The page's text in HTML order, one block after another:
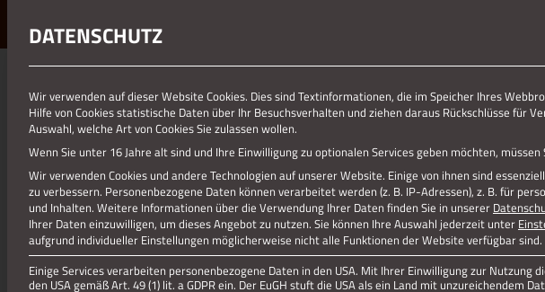
01.01.1970
THEATER STARTER
DATENSCHUTZ
Wir verwenden auf dieser Website Cookies. Dies sind Textinformationen, die im Speicher Ihres
Hilfe von Cookies statistische Daten über Ihr Besuchsverhalten und ziehen daraus Rückschlüsse für
Auswahl, welche Art von Cookies Sie zulassen wollen.
Wenn Sie unter 16 Jahre alt sind und Ihre Einwilligung zu optionalen Services geben möchten,
Wir verwenden Cookies und andere Technologien auf unserer Website. Einige von ihnen sind
zu verbessern. Personenbezogene Daten können verarbeitet werden (z. B. IP-Adressen), z. B. für
und Inhalten. Weitere Informationen über die Verwendung Ihrer Daten finden Sie in unserer
Ihrer Daten einzuwilligen, um dieses Angebot zu nutzen. Sie können Ihre Auswahl jederzeit unter
aufgrund individueller Einstellungen möglicherweise nicht alle Funktionen der Website verfügbar sind.
Einige Services verarbeiten personenbezogene Daten in den USA. Mit Ihrer Einwilligung zur Nutzung
den USA gemäß Art. 49 (1) lit. a GDPR ein. Der EuGH stuft die USA als ein Land mit unzureichendem